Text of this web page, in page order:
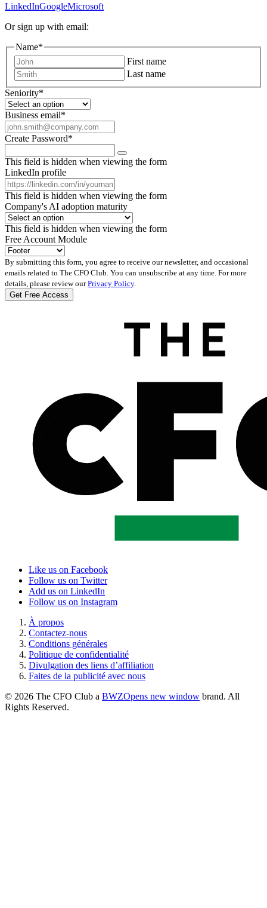
LinkedInGoogleMicrosoft
Or sign up with email:
Name*
First name
Last name
Seniority*
Business email*
Create Password*
This field is hidden when viewing the form
LinkedIn profile
This field is hidden when viewing the form
Company's AI adoption maturity
This field is hidden when viewing the form
Free Account Module
By submitting this form, you agree to receive our newsletter, and occasional
emails related to The CFO Club. You can unsubscribe at any time. For more
details, please review ourPrivacy Policy.
Like us on Facebook
Follow us on Twitter
Add us on LinkedIn
Follow us on Instagram
À propos
Contactez-nous
Conditions générales
Politique de confidentialité
Divulgation des liens d’affiliation
Faites de la publicité avec nous
© 2026 The CFO Club a BWZOpens new window brand. All
Rights Reserved.